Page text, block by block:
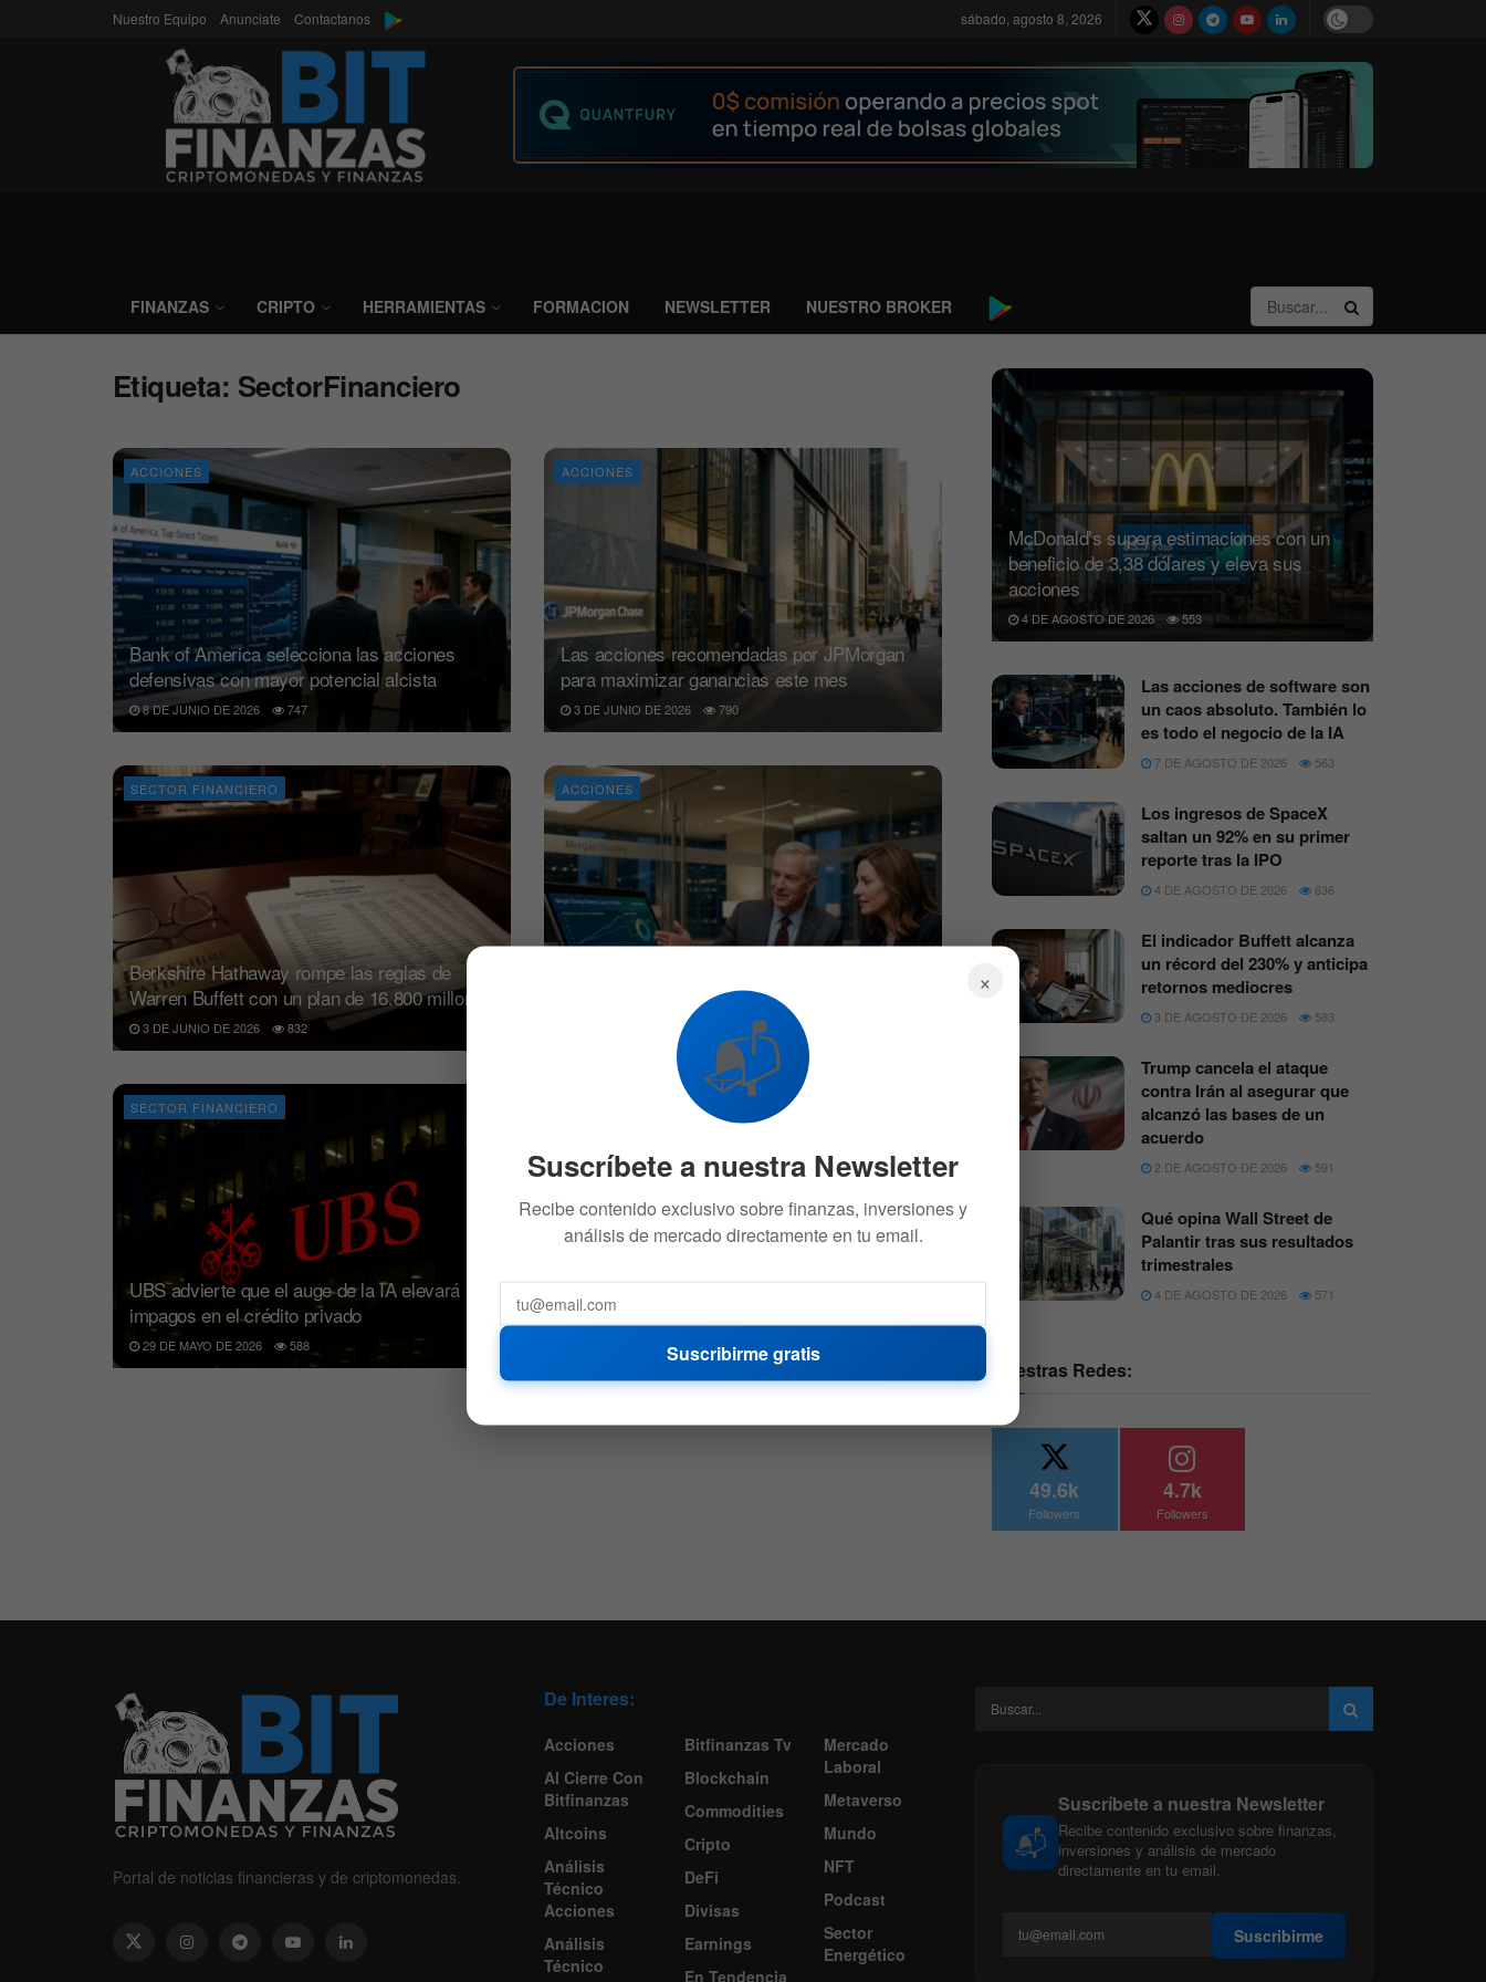
Nuestro Equipo Anunciate Contactanos sábado, agosto 8, 2026
FINANZAS CRIPTO HERRAMIENTAS FORMACION NEWSLETTER NUESTRO BROKER
Etiqueta: SectorFinanciero
ACCIONES
Bank of America selecciona las acciones
defensivas con mayor potencial alcista
8 DE JUNIO DE 2026 747
ACCIONES
Las acciones recomendadas por JPMorgan
para maximizar ganancias este mes
3 DE JUNIO DE 2026 790
SECTOR FINANCIERO
Berkshire Hathaway rompe las reglas de
Warren Buffett con un plan de 16.800 millones
3 DE JUNIO DE 2026 832
ACCIONES
10% con su selección de dividendos
31 DE MAYO DE 2026
SECTOR FINANCIERO
UBS advierte que el auge de la IA elevará los
impagos en el crédito privado
29 DE MAYO DE 2026 588
McDonald’s supera estimaciones con un
beneficio de 3,38 dólares y eleva sus
acciones
4 DE AGOSTO DE 2026 553
Las acciones de software son
un caos absoluto. También lo
es todo el negocio de la IA
7 DE AGOSTO DE 2026 563
Los ingresos de SpaceX
saltan un 92% en su primer
reporte tras la IPO
4 DE AGOSTO DE 2026 636
El indicador Buffett alcanza
un récord del 230% y anticipa
retornos mediocres
3 DE AGOSTO DE 2026 583
Trump cancela el ataque
contra Irán al asegurar que
alcanzó las bases de un
acuerdo
2 DE AGOSTO DE 2026 591
Qué opina Wall Street de
Palantir tras sus resultados
trimestrales
4 DE AGOSTO DE 2026 571
Nuestras Redes:
49.6k
Followers
4.7k
Followers
Portal de noticias financieras y de criptomonedas.
De Interes:
Acciones
Al Cierre Con
Bitfinanzas
Altcoins
Análisis
Técnico
Acciones
Análisis
Técnico
Bitfinanzas Tv
Blockchain
Commodities
Cripto
DeFi
Divisas
Earnings
En Tendencia
Mercado
Laboral
Metaverso
Mundo
NFT
Podcast
Sector
Energético
📬
Suscríbete a nuestra Newsletter
Recibe contenido exclusivo sobre finanzas,
inversiones y análisis de mercado
directamente en tu email.
Suscribirme
×
📬
Suscríbete a nuestra Newsletter
Recibe contenido exclusivo sobre finanzas, inversiones y
análisis de mercado directamente en tu email.
Suscribirme gratis